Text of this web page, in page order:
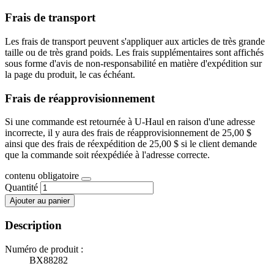
Frais de transport
Les frais de transport peuvent s'appliquer aux articles de très grande
taille ou de très grand poids. Les frais supplémentaires sont affichés
sous forme d'avis de non-responsabilité en matière d'expédition sur
la page du produit, le cas échéant.
Frais de réapprovisionnement
Si une commande est retournée à U-Haul en raison d'une adresse
incorrecte, il y aura des frais de réapprovisionnement de 25,00 $
ainsi que des frais de réexpédition de 25,00 $ si le client demande
que la commande soit réexpédiée à l'adresse correcte.
contenu obligatoire
Quantité
Ajouter au panier
Description
Numéro de produit :
BX88282